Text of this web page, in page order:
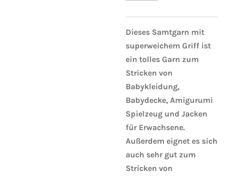
Dieses Samtgarn mit
superweichem Griff ist
ein tolles Garn zum
Stricken von
Babykleidung,
Babydecke, Amigurumi
Spielzeug und Jacken
für Erwachsene.
Außerdem eignet es sich
auch sehr gut zum
Stricken von